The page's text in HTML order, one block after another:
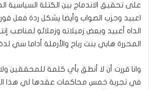
على تحقيق الاندماج بين الكتلة السياسية
اعبيد وحزب الصواب وأيضا يشكل ردة فعل
الداه أعبيد وبعض زميلاته وزملائهِ لمناصب
المحررة هابي بنت رباح والأرملة أداما سي
وانا قررت أن لا أنطق بأي كلمة للمحققين
في تجربة خمس محاكمات عقدها لي هذا